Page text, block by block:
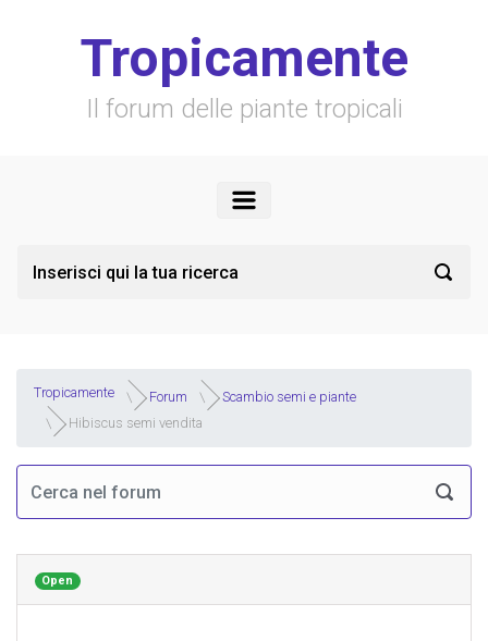
Tropicamente
Il forum delle piante tropicali
Tropicamente Forum
Scambio semi e piante
Hibiscus semi vendita
Open